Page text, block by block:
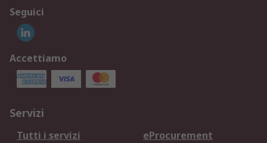
Seguici
Accettiamo
Servizi
Tutti i servizi
eProcurement